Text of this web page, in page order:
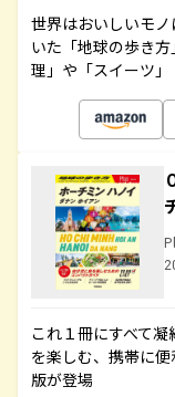
世界はおいしいモ
いた「地球の歩き
理」や「スイーツ」
これ１冊にすべて
を楽しむ、携帯に
版が登場